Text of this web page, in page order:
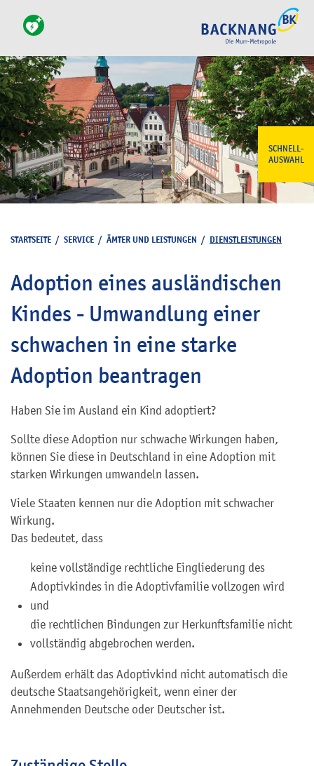
SCHNELL-
AUSWAHL
STARTSEITE / SERVICE / ÄMTER UND LEISTUNGEN / DIENSTLEISTUNGEN
Adoption eines ausländischen
Kindes - Umwandlung einer
schwachen in eine starke
Adoption beantragen
Haben Sie im Ausland ein Kind adoptiert?
Sollte diese Adoption nur schwache Wirkungen haben,
können Sie diese in Deutschland in eine Adoption mit
starken Wirkungen umwandeln lassen.
Viele Staaten kennen nur die Adoption mit schwacher
Wirkung.
Das bedeutet, dass
keine vollständige rechtliche Eingliederung des
Adoptivkindes in die Adoptivfamilie vollzogen wird
und
die rechtlichen Bindungen zur Herkunftsfamilie nicht
vollständig abgebrochen werden.
Außerdem erhält das Adoptivkind nicht automatisch die
deutsche Staatsangehörigkeit, wenn einer der
Annehmenden Deutsche oder Deutscher ist.